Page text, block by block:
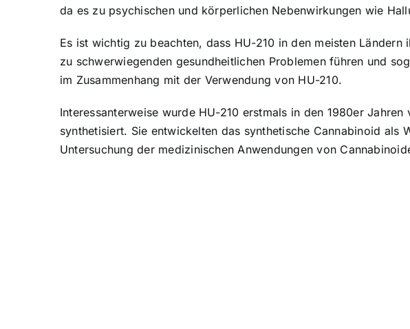
da es zu psychischen und körperlichen Nebenwirkungen wie
Es ist wichtig zu beachten, dass HU-210 in den meisten
zu schwerwiegenden gesundheitlichen Problemen führen und
im Zusammenhang mit der Verwendung von HU-210.
Interessanterweise wurde HU-210 erstmals in den 1980er
synthetisiert. Sie entwickelten das synthetische Cannabinoid
Untersuchung der medizinischen Anwendungen von